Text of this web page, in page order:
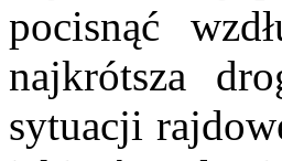
pocisnąć
najkrótsza
sytuacji